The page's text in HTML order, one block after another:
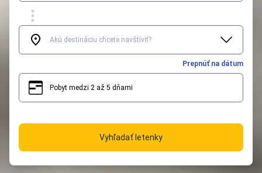
Prepnúť na dátum
Pobyt medzi 2 až 5 dňami
Vyhľadať letenky